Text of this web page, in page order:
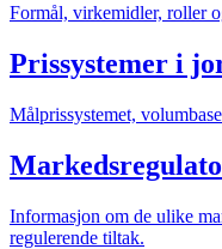
Formål, virkemidler, roller
Prissystemer i
Målprissystemet,
Informasjon om de ulike
regulerende tiltak.